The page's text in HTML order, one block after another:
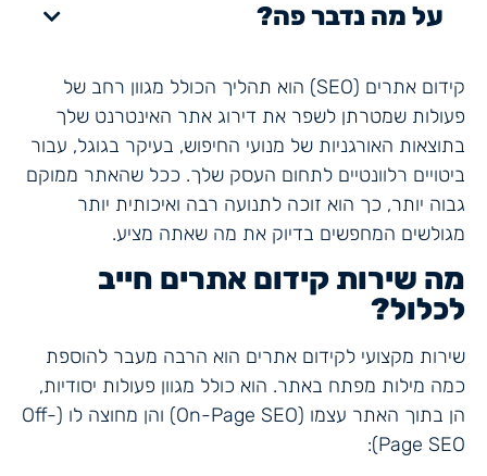
על מה נדבר פה?
קידום אתרים (SEO) הוא תהליך הכולל מגוון רחב של
פעולות שמטרתן לשפר את דירוג אתר האינטרנט שלך
בתוצאות האורגניות של מנועי החיפוש, בעיקר בגוגל, עבור
ביטויים רלוונטיים לתחום העסק שלך. ככל שהאתר ממוקם
גבוה יותר, כך הוא זוכה לתנועה רבה ואיכותית יותר
מגולשים המחפשים בדיוק את מה שאתה מציע.
מה שירות קידום אתרים חייב
לכלול?
שירות מקצועי לקידום אתרים הוא הרבה מעבר להוספת
כמה מילות מפתח באתר. הוא כולל מגוון פעולות יסודיות,
הן בתוך האתר עצמו (On-Page SEO) והן מחוצה לו (Off-
Page SEO):